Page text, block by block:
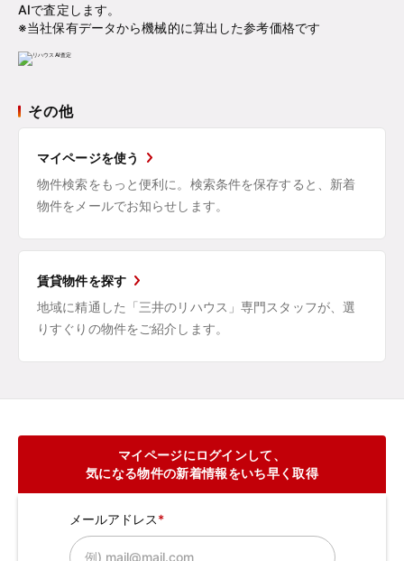
AIで査定します。
※当社保有データから機械的に算出した参考価格です
その他
マイページを使う
物件検索をもっと便利に。検索条件を保存すると、新着
物件をメールでお知らせします。
賃貸物件を探す
地域に精通した「三井のリハウス」専門スタッフが、選
りすぐりの物件をご紹介します。
マイページにログインして、
気になる物件の新着情報をいち早く取得
メールアドレス